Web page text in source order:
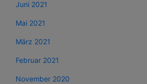
Juni 2021
Mai 2021
März 2021
Februar 2021
November 2020